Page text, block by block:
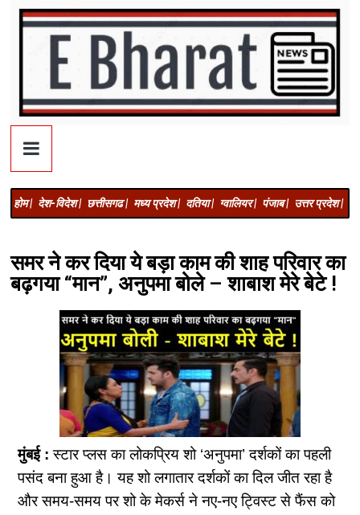
होम | देश-विदेश | छत्तीसगढ | मध्य प्रदेश | दतिया | ग्वालियर | पंजाब | उत्तर प्रदेश |
समर ने कर दिया ये बड़ा काम की शाह परिवार का
बढ़गया “मान”, अनुपमा बोले – शाबाश मेरे बेटे !
मुंबई : स्टार प्लस का लोकप्रिय शो ‘अनुपमा’ दर्शकों का पहली
पसंद बना हुआ है। यह शो लगातार दर्शकों का दिल जीत रहा है
और समय-समय पर शो के मेकर्स ने नए-नए ट्विस्ट से फैंस को